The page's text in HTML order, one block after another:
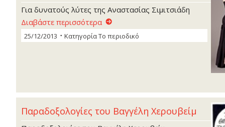
Για δυνατούς λύτες της Αναστασίας Σιµιτσιάδη
Διαβάστε περισσότερα
25/12/2013 ΚατηγορίαΤο περιοδικό
Παραδοξολογίες του Βαγγέλη Χερουβείµ